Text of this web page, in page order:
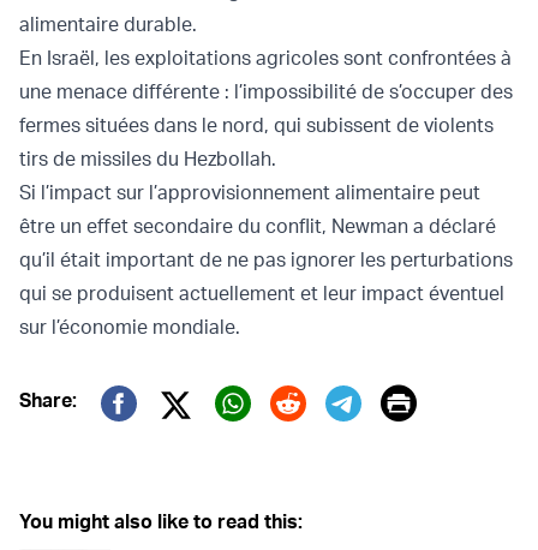
alimentaire durable.
En Israël, les exploitations agricoles sont confrontées à
une menace différente : l’impossibilité de s’occuper des
fermes situées dans le nord, qui subissent de violents
tirs de missiles du Hezbollah.
Si l’impact sur l’approvisionnement alimentaire peut
être un effet secondaire du conflit, Newman a déclaré
qu’il était important de ne pas ignorer les perturbations
qui se produisent actuellement et leur impact éventuel
sur l’économie mondiale.
Share:
Twitter (X)
Print
You might also like to read this: